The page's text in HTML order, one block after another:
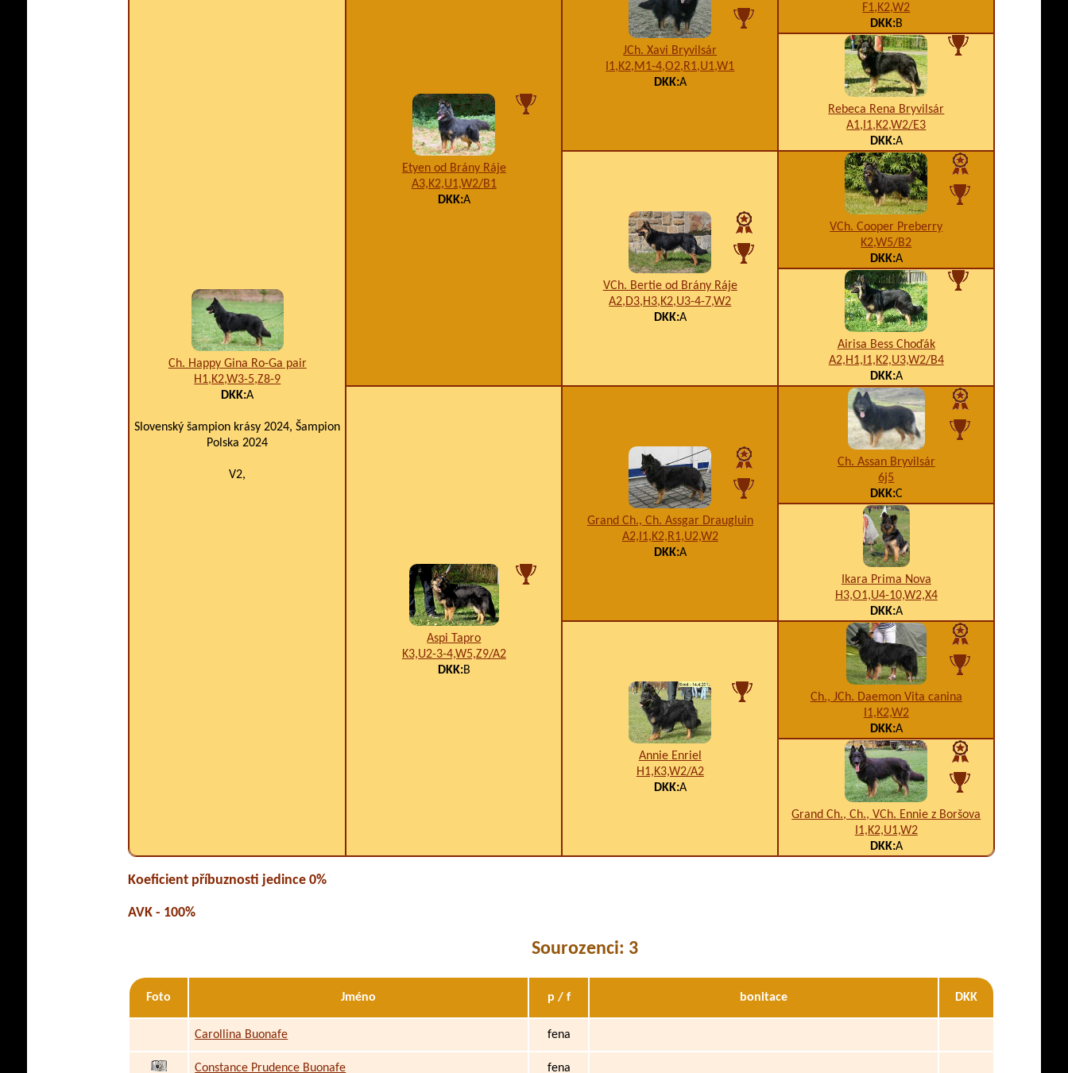
Ch. Happy Gina Ro-Ga pair
H1,K2,W3-5,Z8-9
DKK:A
Slovenský šampion krásy 2024, Šampion
Polska 2024
V2,
Etyen od Brány Ráje
A3,K2,U1,W2/B1
DKK:A
JCh. Xavi Bryvilsár
I1,K2,M1-4,O2,R1,U1,W1
DKK:A
F1,K2,W2
DKK:B
Rebeca Rena Bryvilsár
A1,I1,K2,W2/E3
DKK:A
VCh. Bertie od Brány Ráje
A2,D3,H3,K2,U3-4-7,W2
DKK:A
VCh. Cooper Preberry
K2,W5/B2
DKK:A
Airisa Bess Choďák
A2,H1,I1,K2,U3,W2/B4
DKK:A
Aspi Tapro
K3,U2-3-4,W5,Z9/A2
DKK:B
Grand Ch., Ch. Assgar Draugluin
A2,I1,K2,R1,U2,W2
DKK:A
Ch. Assan Bryvilsár
6j5
DKK:C
Ikara Prima Nova
H3,O1,U4-10,W2,X4
DKK:A
Annie Enriel
H1,K3,W2/A2
DKK:A
Ch., JCh. Daemon Vita canina
I1,K2,W2
DKK:A
Grand Ch., Ch., VCh. Ennie z Boršova
I1,K2,U1,W2
DKK:A
Koeficient příbuznosti jedince 0%
AVK - 100%
Sourozenci: 3
Foto Jméno p / f bonitace DKK
Carollina Buonafe fena
Constance Prudence Buonafe fena